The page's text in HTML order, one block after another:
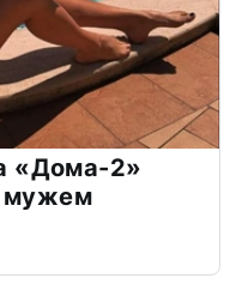
«Дома-2»
мужем